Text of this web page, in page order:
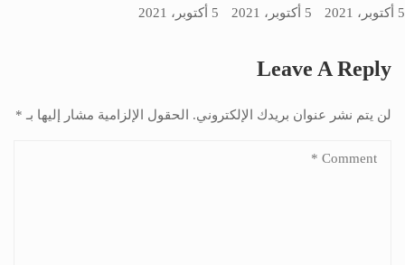
5 أكتوبر، 2021 5 أكتوبر، 2021 5 أكتوبر، 2021
Leave A Reply
لن يتم نشر عنوان بريدك الإلكتروني. الحقول الإلزامية مشار إليها بـ *